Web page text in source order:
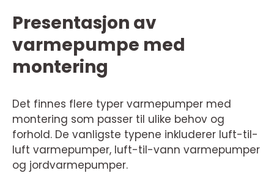
Presentasjon av
varmepumpe med
montering
Det finnes flere typer varmepumper med
montering som passer til ulike behov og
forhold. De vanligste typene inkluderer luft-til-
luft varmepumper, luft-til-vann varmepumper
og jordvarmepumper.